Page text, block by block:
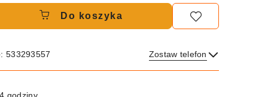
Do koszyka
533293557 Zostaw telefon
Wyślij
godziny